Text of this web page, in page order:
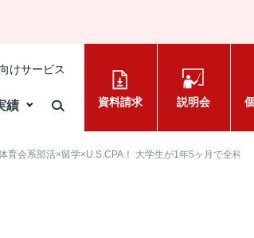
績
けサービス
資料請求 説明会
育会系部活×留学×U.S.CPA！ 大学生が1年5ヶ月で全科